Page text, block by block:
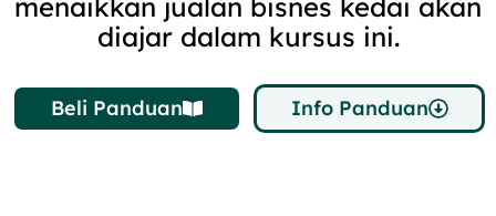
diajar dalam kursus ini.
Beli Panduan Info Panduan